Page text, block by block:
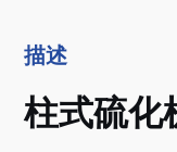
描述
柱式硫化